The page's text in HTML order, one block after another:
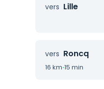
vers Lille
vers Roncq
16 km·15 min